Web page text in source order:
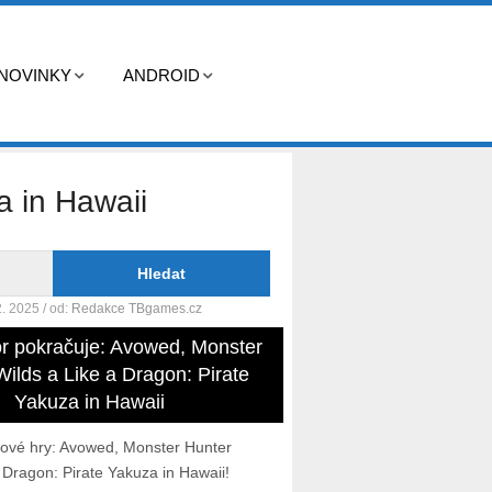
ANDROID
in Hawaii
2025 / od: Redakce TBgames.cz
pokračuje: Avowed, Monster
a Like a Dragon: Pirate
Yakuza in Hawaii
hry: Avowed, Monster Hunter
Pirate Yakuza in Hawaii!